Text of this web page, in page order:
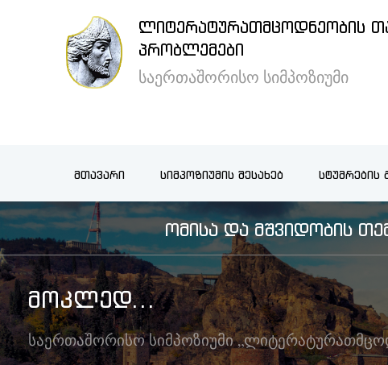
ᲚᲘᲢᲔᲠᲐᲢᲣᲠᲐᲗᲛᲪᲝᲓᲜᲔᲝᲑᲘᲡ
ᲞᲠᲝᲑᲚᲔᲛᲔᲑᲘ
საერთაშორისო სიმპოზიუმი
ᲛᲗᲐᲕᲐᲠᲘ ᲡᲘᲛᲞᲝᲖᲘᲣᲛᲘᲡ ᲨᲔᲡᲐᲮᲔᲑ ᲡᲢᲣᲛᲠᲔᲑᲘᲡ
სიმპოზიუმის
შესახებ
სტუმრების
განთავსება
არქივი
ᲝᲛᲘᲡᲐ ᲓᲐ ᲛᲨᲕᲘᲓᲝᲑᲘᲡ
ᲛᲝᲙᲚᲔᲓ...
საერთაშორისო სიმპოზიუმი